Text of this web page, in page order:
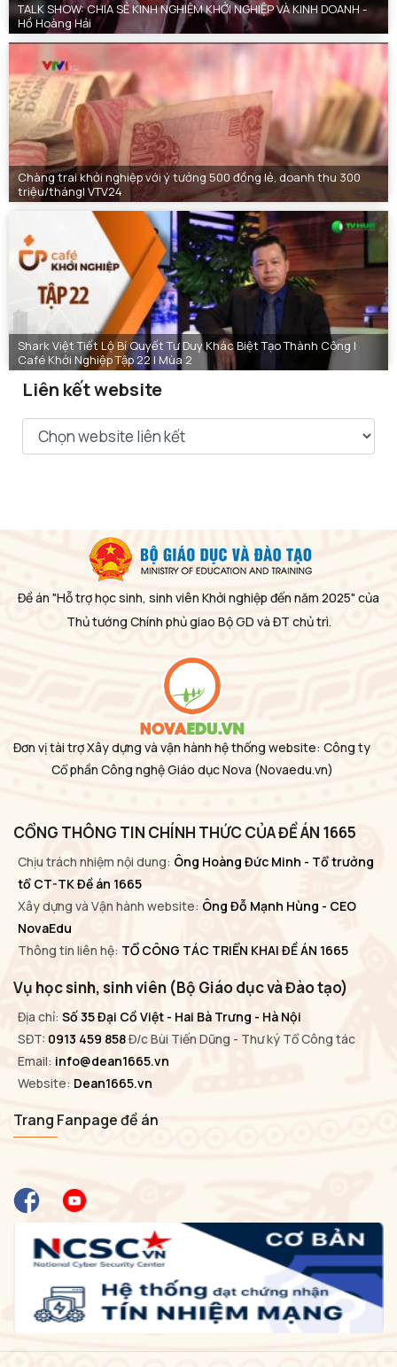
TALK SHOW: CHIA SẺ KINH NGHIỆM KHỞI NGHIỆP VÀ KINH DOANH -
Hồ Hoàng Hải
Chàng trai khởi nghiệp với ý tưởng 500 đồng lẻ, doanh thu 300
triệu/tháng| VTV24
Shark Việt Tiết Lộ Bí Quyết Tư Duy Khác Biệt Tạo Thành Công |
Café Khởi Nghiệp Tập 22 | Mùa 2
Liên kết website
Đề án "Hỗ trợ học sinh, sinh viên Khởi nghiệp đến năm 2025" của
Thủ tướng Chính phủ giao Bộ GD và ĐT chủ trì.
Đơn vị tài trợ Xây dựng và vận hành hệ thống website: Công ty
Cổ phần Công nghệ Giáo dục Nova (Novaedu.vn)
CỔNG THÔNG TIN CHÍNH THỨC CỦA ĐỀ ÁN 1665
Chịu trách nhiệm nội dung: Ông Hoàng Đức Minh - Tổ trưởng
tổ CT-TK Đề án 1665
Xây dựng và Vận hành website: Ông Đỗ Mạnh Hùng - CEO
NovaEdu
Thông tin liên hệ: TỔ CÔNG TÁC TRIỂN KHAI ĐỀ ÁN 1665
Vụ học sinh, sinh viên (Bộ Giáo dục và Đào tạo)
Địa chỉ: Số 35 Đại Cồ Việt - Hai Bà Trưng - Hà Nội
SĐT: 0913 459 858Đ/c Bùi Tiến Dũng - Thư ký Tổ Công tác
Email: info@dean1665.vn
Website: Dean1665.vn
Trang Fanpage đề án